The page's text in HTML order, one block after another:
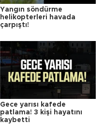
Yangın söndürme
helikopterleri havada
çarpıştı!
Gece yarısı kafede
patlama! 3 kişi hayatını
kaybetti